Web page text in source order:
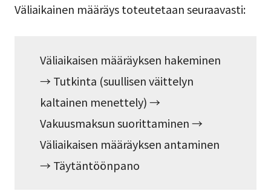
Väliaikainen määräys toteutetaan seuraavasti:
Väliaikaisen määräyksen hakeminen
→ Tutkinta (suullisen väittelyn
kaltainen menettely) →
Vakuusmaksun suorittaminen →
Väliaikaisen määräyksen antaminen
→ Täytäntöönpano